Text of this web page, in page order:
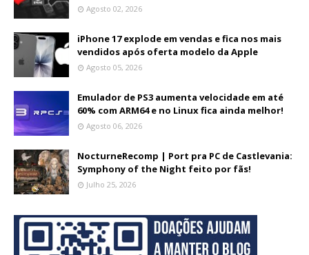
Agosto 02, 2026
iPhone 17 explode em vendas e fica nos mais
vendidos após oferta modelo da Apple
Agosto 05, 2026
Emulador de PS3 aumenta velocidade em até
60% com ARM64 e no Linux fica ainda melhor!
Agosto 06, 2026
NocturneRecomp | Port pra PC de Castlevania:
Symphony of the Night feito por fãs!
Julho 25, 2026